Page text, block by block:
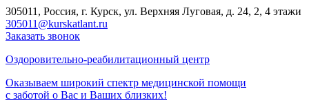
305011, Россия, г. Курск, ул. Верхняя Луговая, д. 24, 2, 4 этажи
305011@kurskatlant.ru
Заказать звонок
Оздоровительно-реабилитационный центр
Оказываем широкий спектр медицинской помощи
с заботой о Вас и Ваших близких!